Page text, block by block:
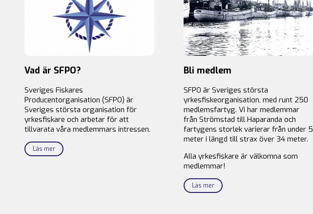
Vad är SFPO?
Sveriges Fiskares
Producentorganisation (SFPO) är
Sveriges största organisation för
yrkesfiskare och arbetar för att
tillvarata våra medlemmars intressen.
Läs mer
Bli medlem
SFPO är Sveriges största
yrkesfiskeorganisation, med runt 250
medlemsfartyg. Vi har medlemmar
från Strömstad till Haparanda och
fartygens storlek varierar från under 5
meter i längd till strax över 34 meter.
Alla yrkesfiskare är välkomna som
medlemmar!
Läs mer